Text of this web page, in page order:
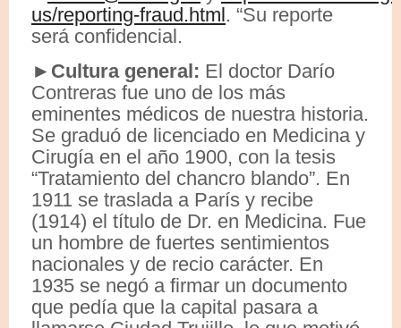
us/reporting-fraud.html . “Su reporte
será confidencial.
► Cultura general: El doctor Darío
Contreras fue uno de los más
eminentes médicos de nuestra historia.
Se graduó de licenciado en Medicina y
Cirugía en el año 1900, con la tesis
“Tratamiento del chancro blando”. En
1911 se traslada a París y recibe
(1914) el título de Dr. en Medicina. Fue
un hombre de fuertes sentimientos
nacionales y de recio carácter. En
1935 se negó a firmar un documento
que pedía que la capital pasara a